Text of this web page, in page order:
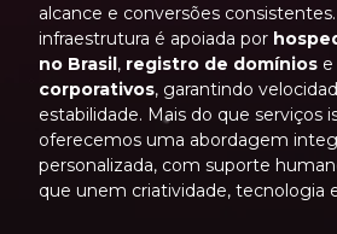
alcance e conversões consistentes.
infraestrutura é apoiada por
no Brasil, registro de domínios e
corporativos, garantindo
estabilidade. Mais do que serviços
oferecemos uma abordagem
personalizada, com suporte
que unem criatividade, tecnologia